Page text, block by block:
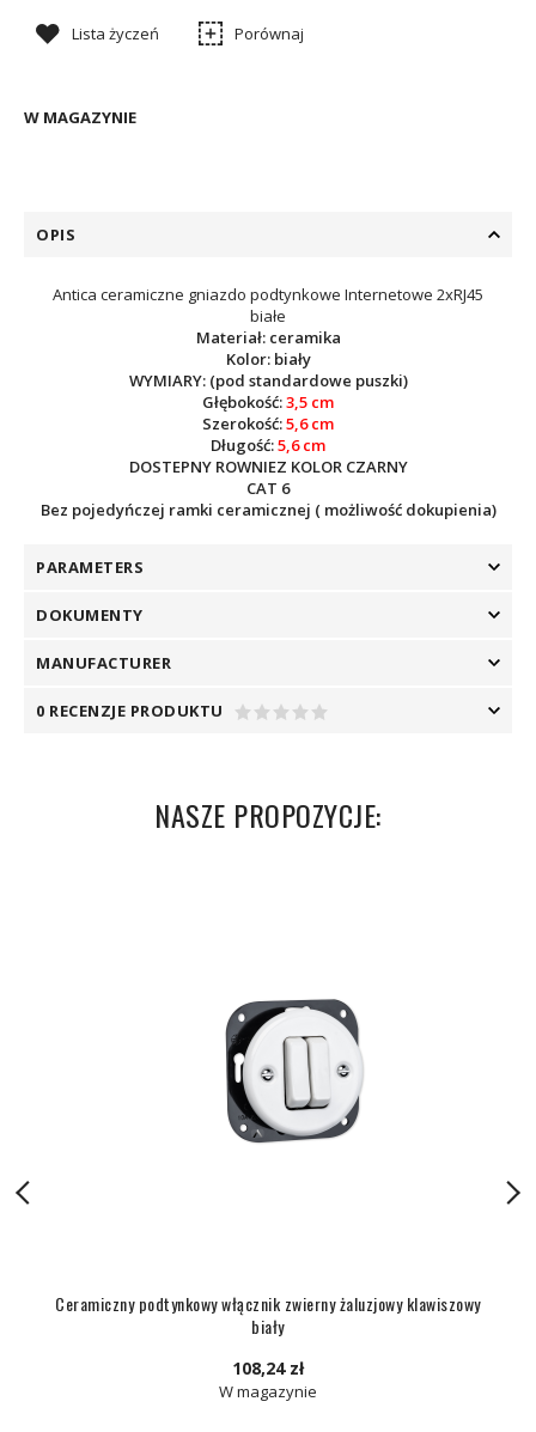
Lista życzeń Porównaj
W MAGAZYNIE
OPIS
Antica ceramiczne gniazdo podtynkowe Internetowe 2xRJ45
białe
Materiał: ceramika
Kolor: biały
WYMIARY: (pod standardowe puszki)
Głębokość:3,5 cm
Szerokość:5,6 cm
Długość:5,6 cm
DOSTEPNY ROWNIEZ KOLOR CZARNY
CAT 6
Bez pojedyńczej ramki ceramicznej ( możliwość dokupienia)
PARAMETERS
DOKUMENTY
MANUFACTURER
0 RECENZJE PRODUKTU
NASZE PROPOZYCJE:
Ceramiczny podtynkowy włącznik zwierny żaluzjowy klawiszowy
biały
108,24 zł
W magazynie